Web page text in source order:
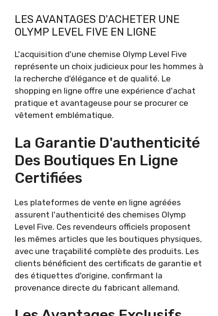
LES AVANTAGES D'ACHETER UNE
OLYMP LEVEL FIVE EN LIGNE
L'acquisition d'une chemise Olymp Level Five
représente un choix judicieux pour les hommes à
la recherche d'élégance et de qualité. Le
shopping en ligne offre une expérience d'achat
pratique et avantageuse pour se procurer ce
vêtement emblématique.
La Garantie D'authenticité
Des Boutiques En Ligne
Certifiées
Les plateformes de vente en ligne agréées
assurent l'authenticité des chemises Olymp
Level Five. Ces revendeurs officiels proposent
les mêmes articles que les boutiques physiques,
avec une traçabilité complète des produits. Les
clients bénéficient des certificats de garantie et
des étiquettes d'origine, confirmant la
provenance directe du fabricant allemand.